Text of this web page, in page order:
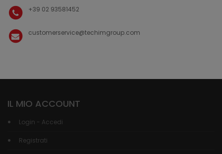
+39 02 93581452
customerservice@techimgroup.com
IL MIO ACCOUNT
Login - Accedi
Registrati